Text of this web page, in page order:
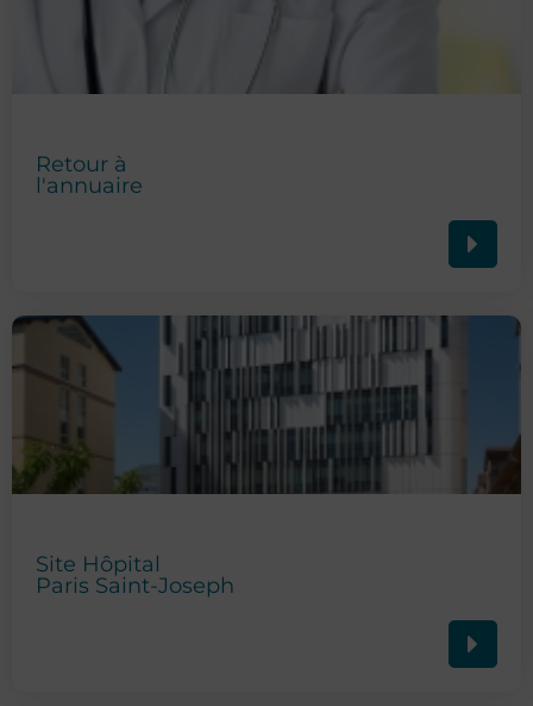
Retour à
l'annuaire
Site Hôpital
Paris Saint-Joseph